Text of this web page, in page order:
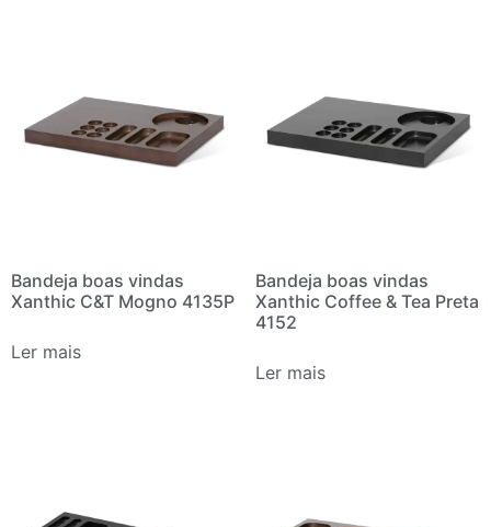
Bandeja boas vindas
Xanthic C&T Mogno 4135P
Ler mais
Bandeja boas vindas
Xanthic Coffee & Tea Preta
4152
Ler mais